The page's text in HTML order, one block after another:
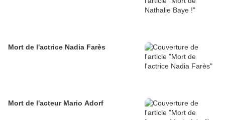
Mort de l'actrice Nadia Farès
Mort de l'acteur Mario Adorf